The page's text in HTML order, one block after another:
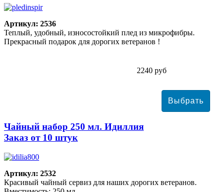
Артикул: 2536
Теплый, удобный, износостойкий плед из микрофибры.
Прекрасный подарок для дорогих ветеранов !
2240 руб
Чайный набор 250 мл. Идиллия
Заказ от 10 штук
Артикул: 2532
Красивый чайный сервиз для наших дорогих ветеранов.